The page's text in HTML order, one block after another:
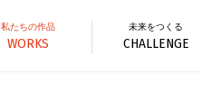
私たちの作品
WORKS
未来をつくる
CHALLENGE